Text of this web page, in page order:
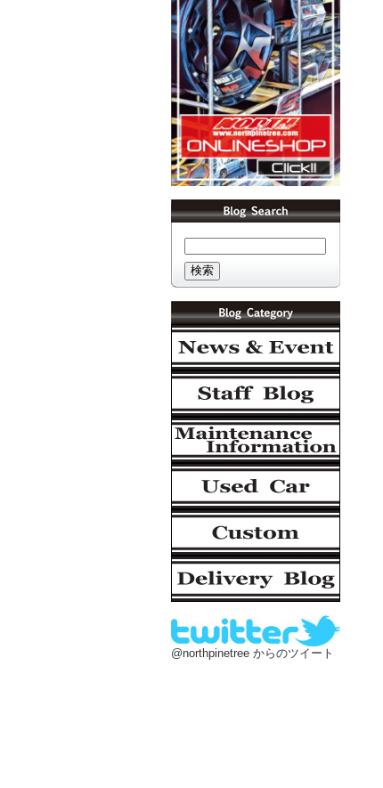
@northpinetree からのツイート